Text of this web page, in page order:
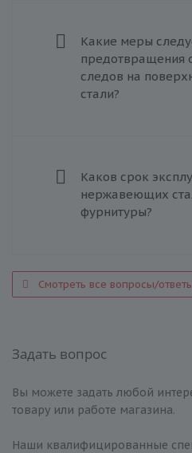
Какие меры
предотвращения
следов на
стали?
Каков срок
нержавеющих
фурнитуры?
Смотреть все вопросы/
Задать вопрос
Вы можете задать любой
товару или работе магазина.
Наши квалифицированные